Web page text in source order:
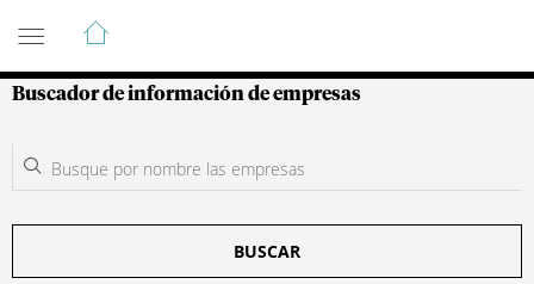
Guía de Empresas Colombianas
Buscador de información de empresas
BUSCAR